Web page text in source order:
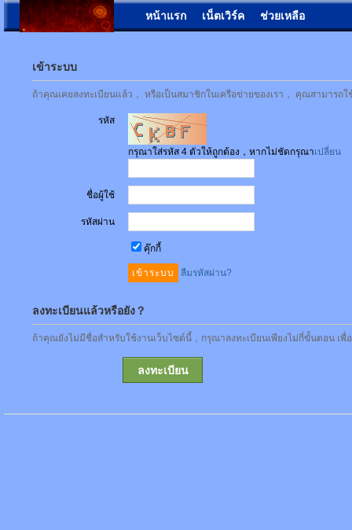
หน้าแรก เน็ตเวิร์ค ช่วยเหลือ
เข้าระบบ
ถ้าคุณเคยลงทะเบียนแล้ว， หรือเป็นสมาชิกในเครือข่ายของเรา， คุณสามาร
รหัส
กรุณาใส่รหัส 4 ตัวให้ถูกต้อง，หากไม่ชัดกรุณาเปลี่ยน
ชื่อผู้ใช้
รหัสผ่าน
คุ๊กกี้
ลืมรหัสผ่าน?
ลงทะเบียนแล้วหรือยัง？
ถ้าคุณยังไม่มีชื่อสำหรับใช้งานเว็บไซต์นี้，กรุณาลงทะเบียนเพียงไม่กี่ขั้นตอน เพื่
ลงทะเบียน